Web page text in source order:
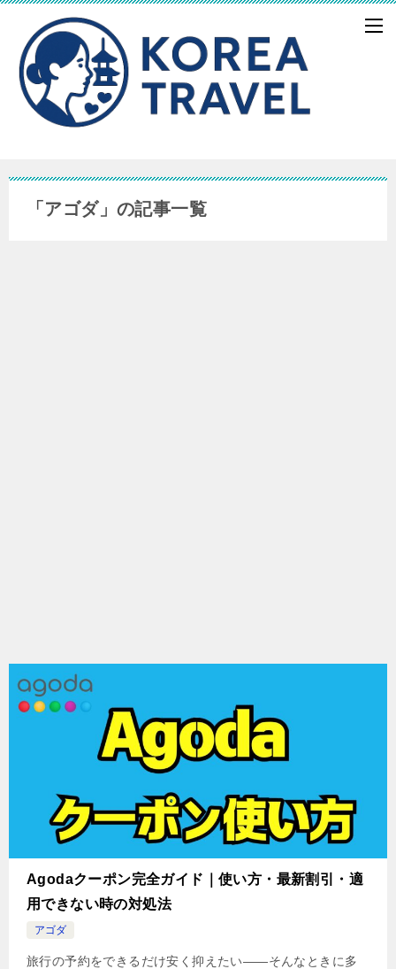
「アゴダ」の記事一覧
Agodaクーポン完全ガイド｜使い方・最新割引・適
用できない時の対処法
アゴダ
旅行の予約をできるだけ安く抑えたい――そんなときに多